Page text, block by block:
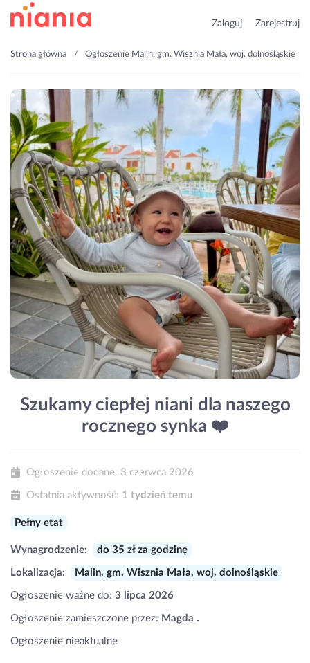
Zaloguj Zarejestruj
Strona główna Ogłoszenie Malin, gm. Wisznia Mała, woj. dolnośląskie
Szukamy ciepłej niani dla naszego
rocznego synka ❤️
Ogłoszenie dodane: 3 czerwca 2026
Ostatnia aktywność: 1 tydzień temu
Pełny etat
Wynagrodzenie: do 35 zł za godzinę
Lokalizacja: Malin, gm. Wisznia Mała, woj. dolnośląskie
Ogłoszenie ważne do: 3 lipca 2026
Ogłoszenie zamieszczone przez: Magda .
Ogłoszenie nieaktualne